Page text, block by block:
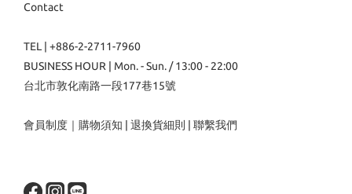
Contact
TEL | +886-2-2711-7960
BUSINESS HOUR | Mon. - Sun. / 13:00 - 22:00
台北市敦化南路一段177巷15號
會員制度 ｜ 購物須知 退換貨細則 聯繫我們